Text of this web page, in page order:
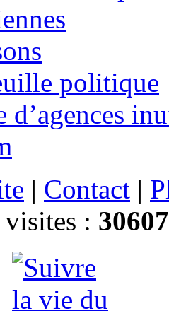
politique
d’agences
| Contact |
visites :